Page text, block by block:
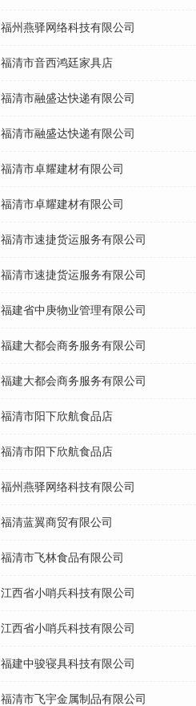
福州燕驿网络科技有限公司
福清市音西鸿廷家具店
福清市融盛达快递有限公司
福清市融盛达快递有限公司
福清市卓耀建材有限公司
福清市卓耀建材有限公司
福清市速捷货运服务有限公司
福清市速捷货运服务有限公司
福建省中庚物业管理有限公司
福建大都会商务服务有限公司
福建大都会商务服务有限公司
福清市阳下欣航食品店
福清市阳下欣航食品店
福州燕驿网络科技有限公司
福清蓝翼商贸有限公司
福清市飞林食品有限公司
江西省小哨兵科技有限公司
江西省小哨兵科技有限公司
福建中骏寝具科技有限公司
福清市飞宇金属制品有限公司